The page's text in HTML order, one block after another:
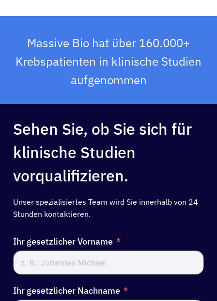
Massive Bio hat über 160.000+
Krebspatienten in klinische Studien
aufgenommen
Sehen Sie, ob Sie sich für
klinische Studien
vorqualifizieren.
Unser spezialisiertes Team wird Sie innerhalb von 24
Stunden kontaktieren.
Ihr gesetzlicher Vorname
Ihr gesetzlicher Nachname